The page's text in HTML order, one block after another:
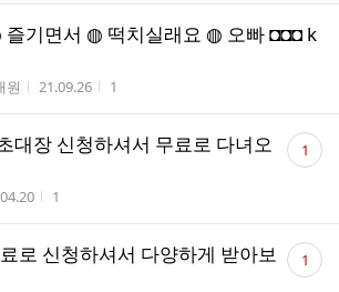
기면서 ◍ 떡치실래요 ◍ 오빠 ◘◘◘ k
자
원 작성시간
21.09.26 조회수
1
대장 신청하셔서 무료로 다녀오
시간 조회수
1
댓
글 1
로 신청하셔서 다양하게 받아보
댓
글 1